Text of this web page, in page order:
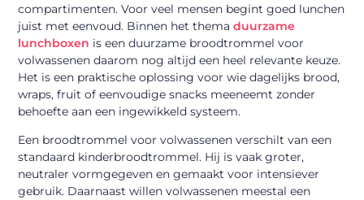
compartimenten. Voor veel mensen begint goed lunchen
juist met eenvoud. Binnen het themaduurzame
lunchboxen is een duurzame broodtrommel voor
volwassenen daarom nog altijd een heel relevante keuze.
Het is een praktische oplossing voor wie dagelijks brood,
wraps, fruit of eenvoudige snacks meeneemt zonder
behoefte aan een ingewikkeld systeem.
Een broodtrommel voor volwassenen verschilt van een
standaard kinderbroodtrommel. Hij is vaak groter,
neutraler vormgegeven en gemaakt voor intensiever
gebruik. Daarnaast willen volwassenen meestal een